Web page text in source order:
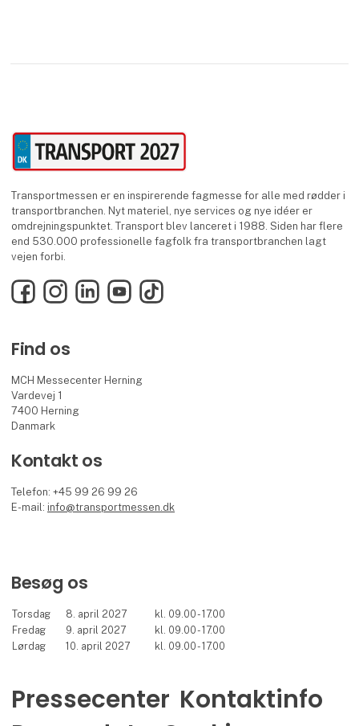
Transportmessen er en inspirerende fagmesse for alle med rødder i
transportbranchen. Nyt materiel, nye services og nye idéer er
omdrejningspunktet. Transport blev lanceret i 1988. Siden har flere
end 530.000 professionelle fagfolk fra transportbranchen lagt
vejen forbi.
FacebookInstagramLinkedInYouTubeTikTok
Find os
MCH Messecenter Herning
Vardevej 1
7400 Herning
Danmark
Kontakt os
Telefon: +45 99 26 99 26
E-mail: info@transportmessen.dk
Besøg os
Torsdag 8. april 2027
kl. 09.00 - 17.00
Fredag
9. april 2027
kl. 09.00 - 17.00
Lørdag
10. april 2027 kl. 09.00 - 17.00
Pressecenter Kontaktinfo